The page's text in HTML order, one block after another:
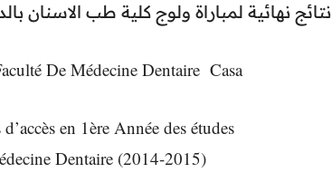
نتائج نهائية لمباراة ولوج كلية طب الاسنان بالدار
De Médecine Dentaire Casa
en 1ère Année des études
Dentaire (2014-2015)